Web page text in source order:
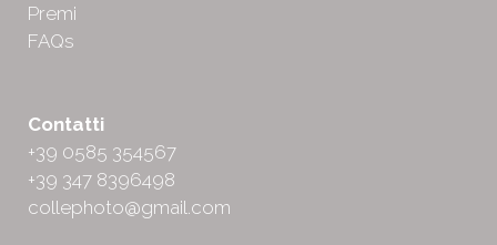
Premi
FAQs
Contatti
+39 0585 354567
+39 347 8396498
collephoto@gmail.com